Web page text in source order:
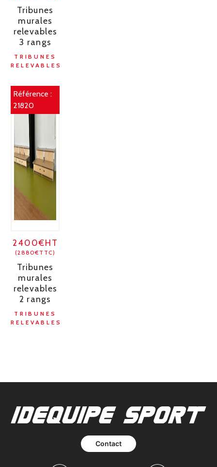
Tribunes
murales
relevables
3 rangs
TRIBUNES
RELEVABLES
Référence :
21820
2400€HT
(2880€TTC)
Tribunes
murales
relevables
2 rangs
TRIBUNES
RELEVABLES
Contact